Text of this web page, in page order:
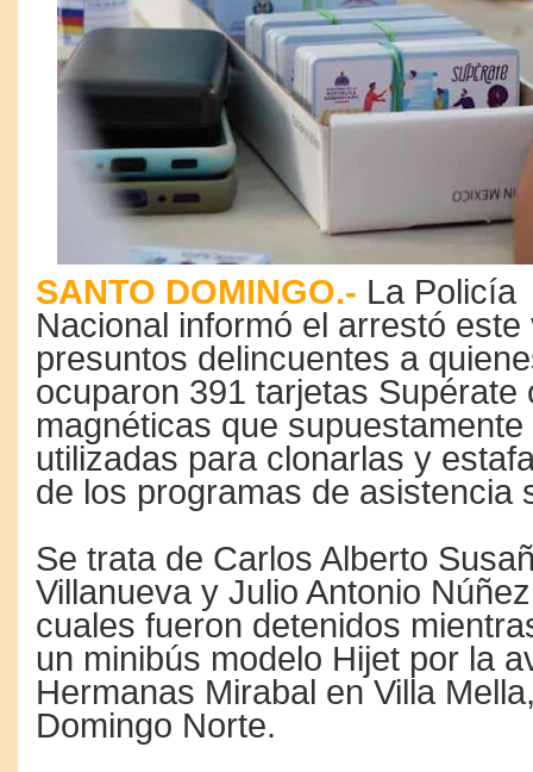
SANTO DOMINGO.- La Policía
Nacional informó el arrestó
presuntos delincuentes a
ocuparon 391 tarjetas Supérate
magnéticas que
utilizadas para clonarlas y
de los programas de asistencia
Se trata de Carlos Alberto
Villanueva y Julio Antonio
cuales fueron detenidos
un minibús modelo Hijet por la
Hermanas Mirabal en Villa
Domingo Norte.